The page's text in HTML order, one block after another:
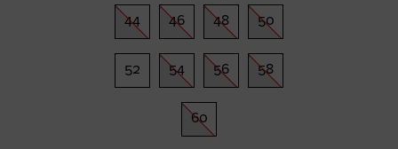
44
46 48 50
52 54 56 58
60